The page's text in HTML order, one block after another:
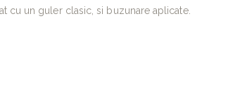
cu un guler clasic, si buzunare aplicate.